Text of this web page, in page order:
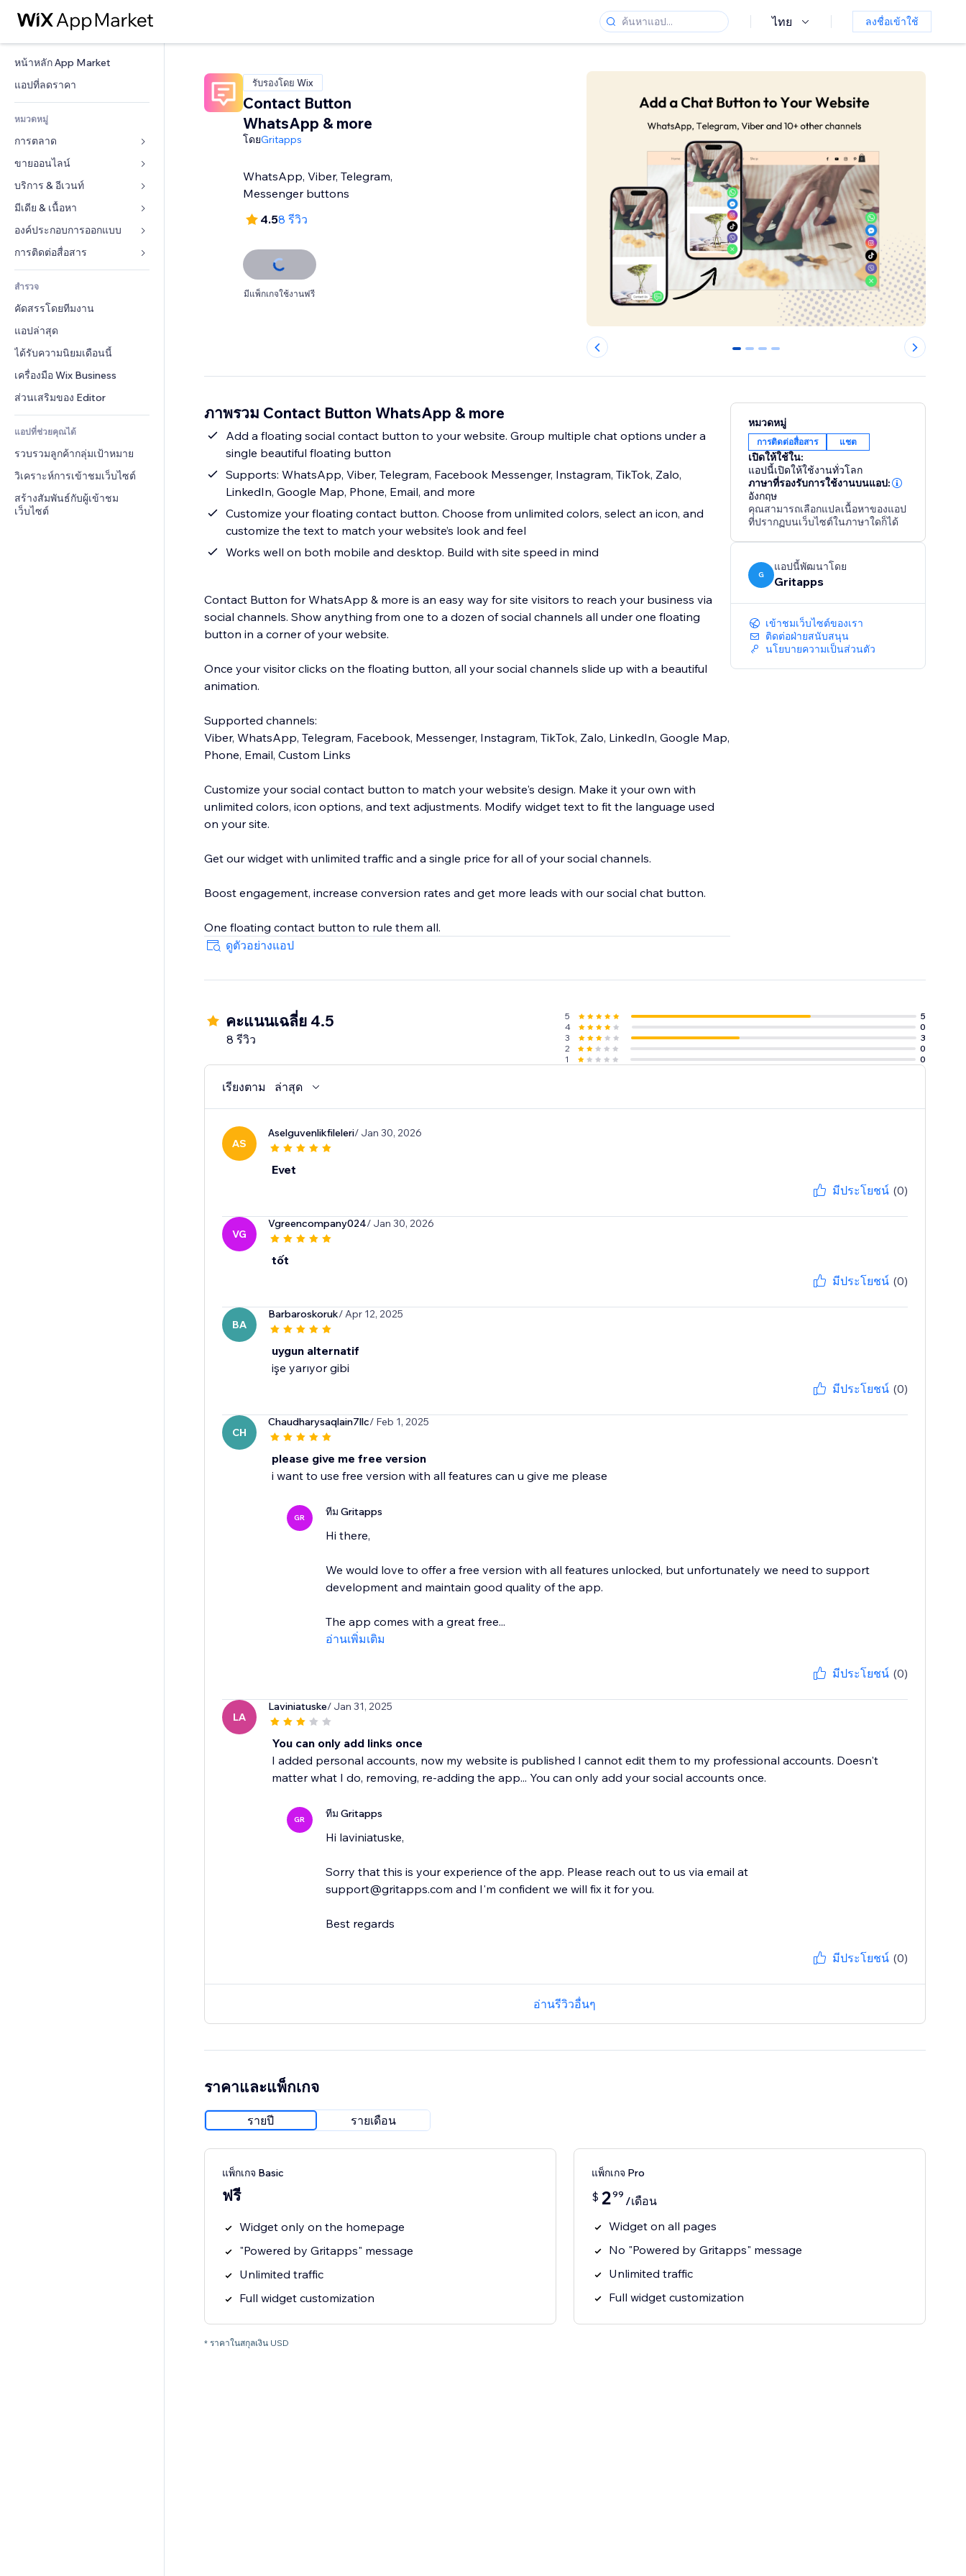
ไทย ลงชื่อเข้าใช้
หน้าหลัก App Market
แอปที่ลดราคา
หมวดหมู่
การตลาด
โฆษณา
โทรศัพท์มือถือ
บทวิเคราะห์
โซเชียล
ทำอันดับเว็บไซต์
อีเมล
ขายออนไลน์
แอปสำหรับร้านค้า
การจัดส่ง & ส่งมอบสินค้า
ปุ่มการจำหน่าย
คอร์สออนไลน์
บัญชี
คูปอง & ความภักดีในแบรนด์
โซลูชันคลังสินค้า
การดรอปชิป
(Crowdfunding)
อาหาร & เครื่องดื่ม
บริการ & อีเวนท์
โรงแรม
อีเวนท์
ร้านอาหาร
อสังหาริมทรัพย์
การจอง
มีเดีย & เนื้อหา
แกลเลอรี
เพลง
พอดแคสต์
การถ่ายภาพ
วิดีโอ
PDF
การแชร์ไฟล์
ข่าว
องค์ประกอบการออกแบบ
แผนที่  & การนำทาง
ส่วนบุคคล & ความปลอดภัย
นาฬิกา
เทมเพลตเพจ
เอฟเฟกต์รูปภาพ
ปุ่ม & เมนู
แบนเนอร์ & สัญลักษณ์
เครื่องคำนวน
ค้นหา
อากาศ
แผนภูมิ & ตาราง
แบบฟอร์ม
แบบสำรวจ
แชต
หมายเหตุ
โทรศัพท์
ชุมชน
รีวิว & การรับรอง
CRM
สำรวจ
คัดสรรโดยทีมงาน
แอปล่าสุด
ได้รับความนิยมเดือนนี้
เครื่องมือ Wix Business
ส่วนเสริมของ Editor
แอปที่ช่วยคุณได้
รวบรวมลูกค้ากลุ่มเป้าหมาย
วิเคราะห์การเข้าชมเว็บไซต์
สร้างสัมพันธ์กับผู้เข้าชม
เว็บไซต์
รับรองโดย Wix
Contact Button
WhatsApp & more
โดยGritapps
WhatsApp, Viber, Telegram,
Messenger buttons
4.58 รีวิว
มีแพ็กเกจใช้งานฟรี
0 1 2 3
ภาพรวม Contact Button WhatsApp & more
Add a floating social contact button to your website. Group multiple chat options under a
single beautiful floating button
Supports: WhatsApp, Viber, Telegram, Facebook Messenger, Instagram, TikTok, Zalo,
LinkedIn, Google Map, Phone, Email, and more
Customize your floating contact button. Choose from unlimited colors, select an icon, and
customize the text to match your website’s look and feel
Works well on both mobile and desktop. Build with site speed in mind
Contact Button for WhatsApp & more is an easy way for site visitors to reach your business via
social channels. Show anything from one to a dozen of social channels all under one floating
button in a corner of your website.
Once your visitor clicks on the floating button, all your social channels slide up with a beautiful
animation.
Supported channels:
Viber, WhatsApp, Telegram, Facebook, Messenger, Instagram, TikTok, Zalo, LinkedIn, Google Map,
Phone, Email, Custom Links
Customize your social contact button to match your website's design. Make it your own with
unlimited colors, icon options, and text adjustments. Modify widget text to fit the language used
on your site.
Get our widget with unlimited traffic and a single price for all of your social channels.
Boost engagement, increase conversion rates and get more leads with our social chat button.
One floating contact button to rule them all.
ดูตัวอย่างแอป
หมวดหมู่
การติดต่อสื่อสาร แชต
เปิดให้ใช้ใน:
แอปนี้เปิดให้ใช้งานทั่วโลก
ภาษาที่รองรับการใช้งานบนแอป:
อังกฤษ
คุณสามารถเลือกแปลเนื้อหาของแอป
ที่ปรากฏบนเว็บไซต์ในภาษาใดก็ได้
G
แอปนี้พัฒนาโดย
Gritapps
เข้าชมเว็บไซต์ของเรา
ติดต่อฝ่ายสนับสนุน
นโยบายความเป็นส่วนตัว
คะแนนเฉลี่ย 4.5
8 รีวิว
5
5
4
0
3
3
2
0
1
0
เรียงตาม ล่าสุด
AS
Aselguvenlikfileleri/ Jan 30, 2026
Evet
มีประโยชน์ (0)
VG
Vgreencompany024/ Jan 30, 2026
tốt
มีประโยชน์ (0)
BA
Barbaroskoruk/ Apr 12, 2025
uygun alternatif
işe yarıyor gibi
มีประโยชน์ (0)
CH
Chaudharysaqlain7llc/ Feb 1, 2025
please give me free version
i want to use free version with all features can u give me please
GR ทีม Gritapps
Hi there,
We would love to offer a free version with all features unlocked, but unfortunately we need to support
development and maintain good quality of the app.
The app comes with a great free...
อ่านเพิ่มเติม
มีประโยชน์ (0)
LA
Laviniatuske/ Jan 31, 2025
You can only add links once
I added personal accounts, now my website is published I cannot edit them to my professional accounts. Doesn't
matter what I do, removing, re-adding the app... You can only add your social accounts once.
GR ทีม Gritapps
Hi laviniatuske,
Sorry that this is your experience of the app. Please reach out to us via email at
support@gritapps.com and I'm confident we will fix it for you.
Best regards
มีประโยชน์ (0)
อ่านรีวิวอื่นๆ
ราคาและแพ็กเกจ
รายปี รายเดือน
แพ็กเกจ Basic
ฟรี
Widget only on the homepage
"Powered by Gritapps" message
Unlimited traffic
Full widget customization
แพ็กเกจ Pro
$ 299 /เดือน
Widget on all pages
No "Powered by Gritapps" message
Unlimited traffic
Full widget customization
* ราคาในสกุลเงิน USD